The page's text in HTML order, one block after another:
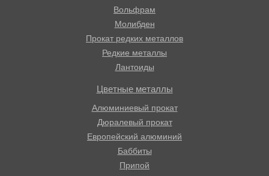
Вольфрам
Молибден
Прокат редких металлов
Редкие металлы
Лантоиды
Цветные металлы
Алюминиевый прокат
Дюралевый прокат
Европейский алюминий
Баббиты
Припой